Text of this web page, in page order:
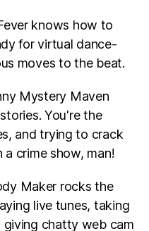
knows how to
for virtual dance-
moves to the beat.
Mystery Maven
You're the
and trying to crack
crime show, man!
Maker rocks the
live tunes, taking
giving chatty web cam